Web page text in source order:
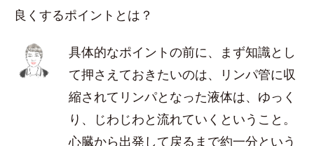
良くするポイントとは？
具体的なポイントの前に、まず知識とし
て押さえておきたいのは、リンパ管に収
縮されてリンパとなった液体は、ゆっく
り、じわじわと流れていくということ。
心臓から出発して戻るまで約一分という